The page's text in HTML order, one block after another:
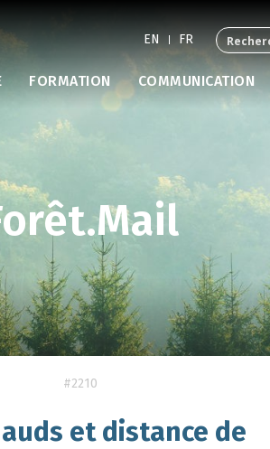
EN FR
FORMATION COMMUNICATION
#2210
et distance de